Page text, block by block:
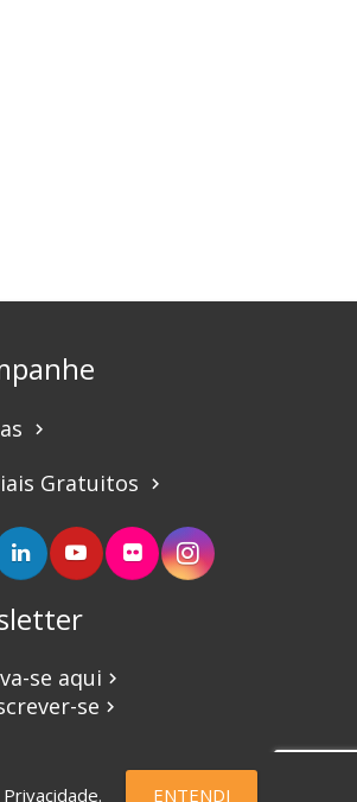
keyboard_arrow_right
Gratuitos keyboard_arrow_right
se aqui keyboard_arrow_right
se keyboard_arrow_right
. ENTENDI